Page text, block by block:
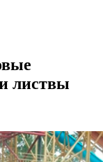
листвы